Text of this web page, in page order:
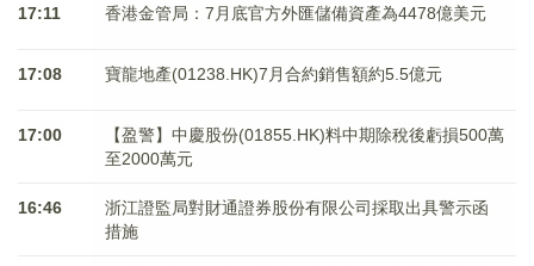
17:11 香港金管局：7月底官方外匯儲備資產為4478億美元
17:08 寶龍地產(01238.HK)7月合約銷售額約5.5億元
17:00
【盈警】中慶股份(01855.HK)料中期除稅後虧損500萬
至2000萬元
16:46
浙江證監局對財通證券股份有限公司採取出具警示函
措施